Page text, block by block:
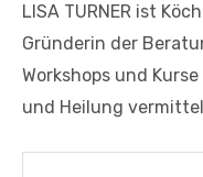
LISA TURNER ist
Gründerin der
Workshops und
und Heilung